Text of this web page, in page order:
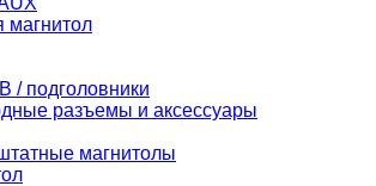
магнитол
/ подголовники
разъемы и аксессуары
магнитолы